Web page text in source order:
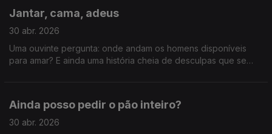
Jantar, cama, adeus
30 abr. 2026
Uma ouvinte pergunta: onde andam os homens disponíveis
para amar? E ainda uma história cheia de desculpas que se
Ainda posso pedir o pão inteiro?
30 abr. 2026